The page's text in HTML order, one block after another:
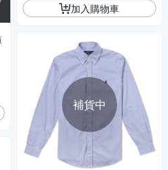
加入購物車
補貨中